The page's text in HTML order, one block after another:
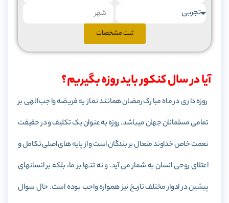
ثبت مشخصات
آیا در سال کنکور باید روزه بگیریم؟
روزه داری در ماه مبارک رمضان همانند نماز یه فریضه واجب الهی بر
تمامی مسلمانان جهان می­باشد. روزه به عنوان یک تکلیف و در حقیقت
نعمت خاص خداوند متعال بر بندگان است و از پایه­ های اصلی تکامل و
اعتلای روحی انسان به شمار می ­آید. و نه تنها بر ما، بلکه بر انسان­های
پیشین در ادوار مختلف تاریخ نیز همواره واجب بوده­ است. حال سوال